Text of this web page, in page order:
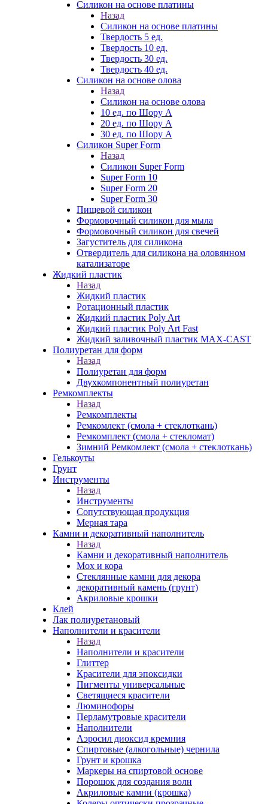
Силикон на основе платины
Назад
Силикон на основе платины
Твердость 5 ед.
Твердость 10 ед.
Твердость 30 ед.
Твердость 40 ед.
Силикон на основе олова
Назад
Силикон на основе олова
10 ед. по Шору А
20 ед. по Шору А
30 ед. по Шору А
Силикон Super Form
Назад
Силикон Super Form
Super Form 10
Super Form 20
Super Form 30
Пищевой силикон
Формовочный силикон для мыла
Формовочный силикон для свечей
Загуститель для силикона
Отвердитель для силикона на оловянном
катализаторе
Жидкий пластик
Назад
Жидкий пластик
Ротационный пластик
Жидкий пластик Poly Art
Жидкий пластик Poly Art Fast
Жидкий заливочный пластик MAX-CAST
Полиуретан для форм
Назад
Полиуретан для форм
Двухкомпонентный полиуретан
Ремкомплекты
Назад
Ремкомплекты
Ремкомлект (смола + стеклоткань)
Ремкомплект (смола + стекломат)
Зимний Ремкомлект (смола + стеклоткань)
Гелькоуты
Грунт
Инструменты
Назад
Инструменты
Сопутствующая продукция
Мерная тара
Камни и декоративный наполнитель
Назад
Камни и декоративный наполнитель
Мох и кора
Стеклянные камни для декора
декоративный камень (грунт)
Акриловые крошки
Клей
Лак полиуретановый
Наполнители и красители
Назад
Наполнители и красители
Глиттер
Красители для эпоксидки
Пигменты универсальные
Светящиеся красители
Люминофоры
Перламутровые красители
Наполнители
Аэросил диоксид кремния
Спиртовые (алкогольные) чернила
Грунт и крошка
Маркеры на спиртовой основе
Порошок для создания волн
Акриловые камни (крошка)